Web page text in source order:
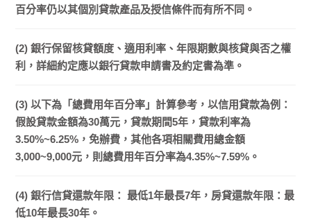
百分率仍以其個別貸款產品及授信條件而有所不同。
(2) 銀行保留核貸額度、適用利率、年限期數與核貸與否之權
利，詳細約定應以銀行貸款申請書及約定書為準。
(3) 以下為「總費用年百分率」計算參考，以信用貸款為例：
假設貸款金額為30萬元，貸款期間5年，貸款利率為
3.50%~6.25%，免辦費，其他各項相關費用總金額
3,000~9,000元，則總費用年百分率為4.35%~7.59%。
(4) 銀行信貸還款年限： 最低1年最長7年，房貸還款年限：最
低10年最長30年。